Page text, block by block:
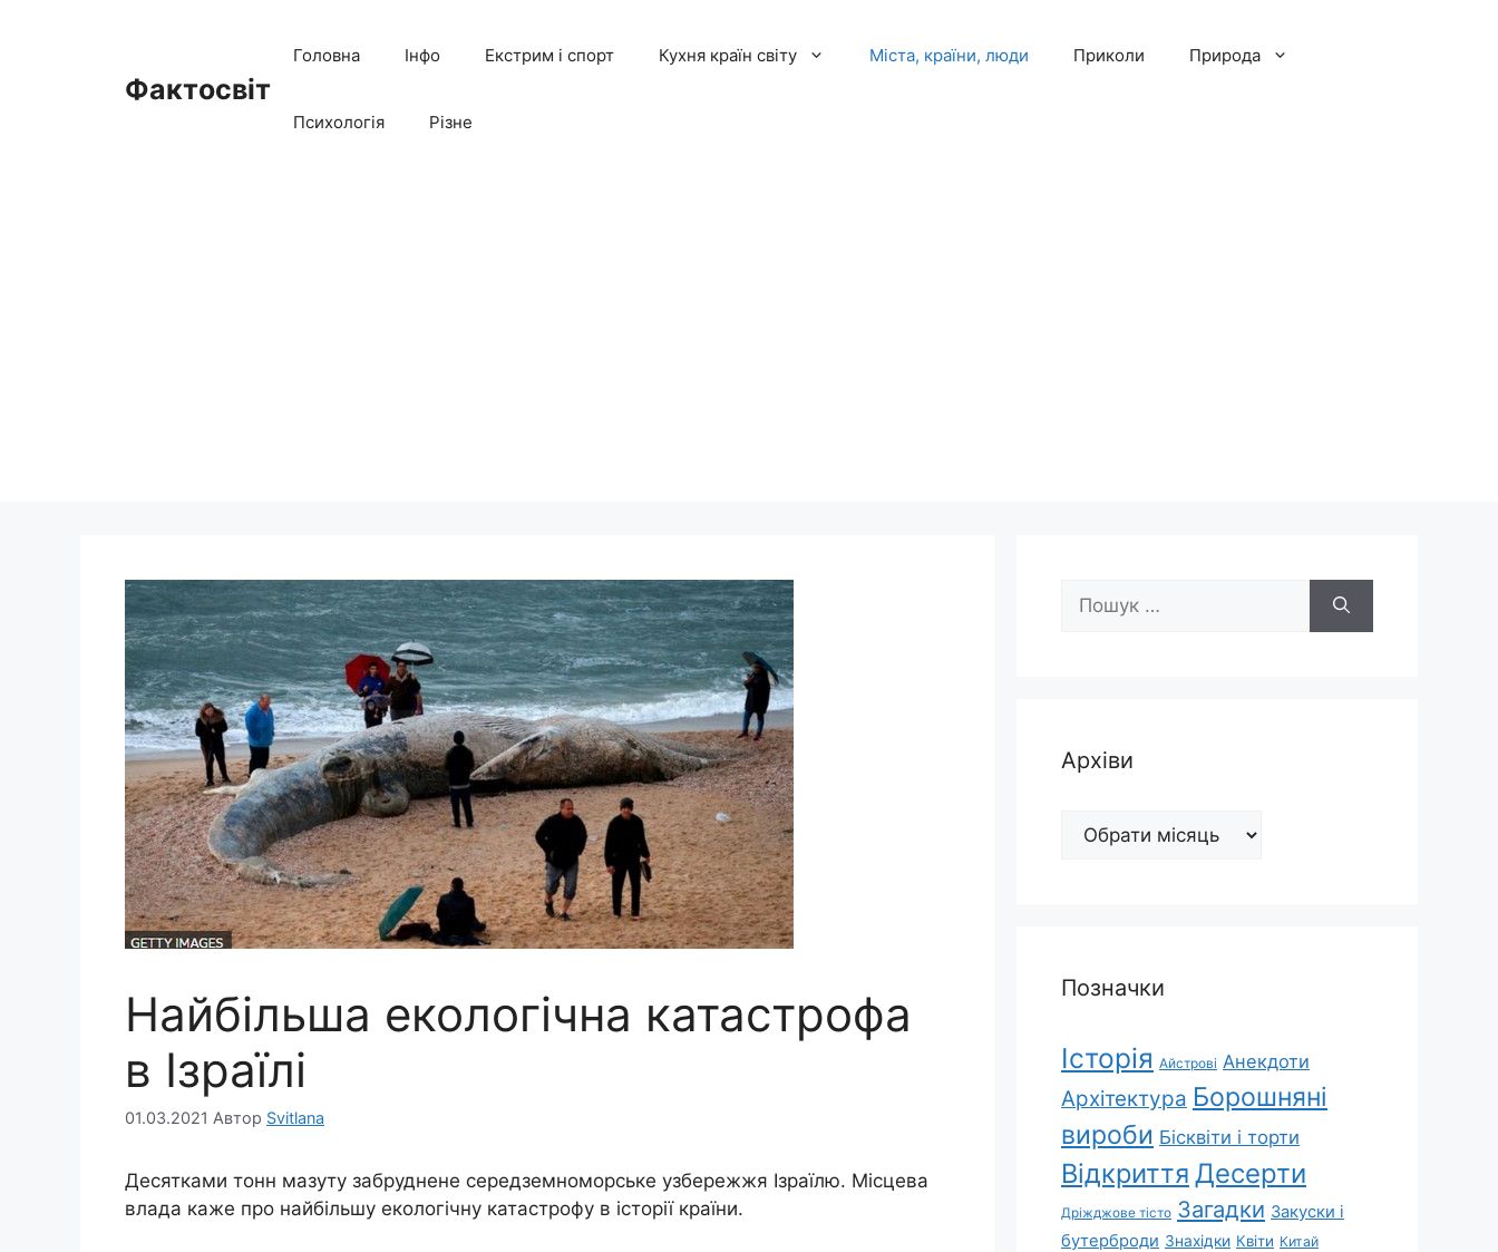
Фактосвіт
Головна Інфо Екстрим і спорт Кухня країн світу Міста, країни, люди Приколи Природа
Психологія Різне
Найбільша екологічна катастрофа
в Ізраїлі
01.03.2021 Автор Svitlana
Десятками тонн мазуту забруднене середземноморське узбережжя Ізраїлю. Місцева
влада каже про найбільшу екологічну катастрофу в історії країни.
Пошук:
Архіви
Архіви
Позначки
Історія Айстрові Анекдоти
Архітектура Борошняні
вироби Бісквіти і торти
Відкриття Десерти
Дріжджове тісто Загадки Закуски і
бутерброди Знахідки Квіти Китай